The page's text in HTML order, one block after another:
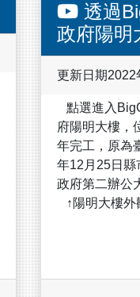
透過
政府陽明
更新日期2022
點選進入
府陽明大樓，
年完工，原為
年12月25日縣
政府第
↑陽明大樓外